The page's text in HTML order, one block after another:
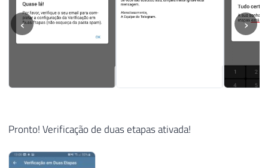
‹ ›
Pronto! Verificação de duas etapas ativada!